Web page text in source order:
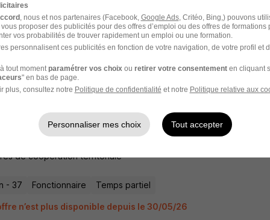
de coopération territoriale
- 37 Fonctionnaire Temps partiel
n’est plus disponible depuis le 30/05/26
d'Entretien des Espaces Verts et
de coopération territoriale
- 37 Fonctionnaire Temps partiel
n’est plus disponible depuis le 30/05/26
, nous et nos partenaires (Facebook, Google Ads, Critéo, Bing,) pouvons
proposer des publicités pour des offres d’emploi ou des offres de formations
vos probabilités de trouver rapidement un emploi ou une formation.
personnalisent ces publicités en fonction de votre navigation, de votre profil et
tout moment paramétrer vos choix ou retirer votre consentementen cliquant
" en bas de page.
plus, consultez notre Politique de confidentialité et notre Politique relative aux
Personnaliser mes choix Tout accepter